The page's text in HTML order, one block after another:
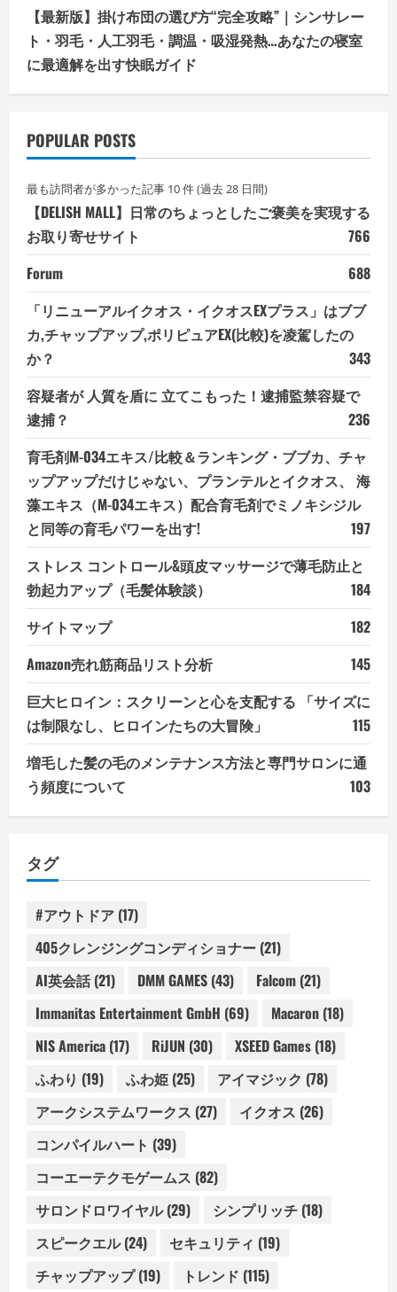
【最新版】掛け布団の選び方“完全攻略”｜シンサレー
ト・羽毛・人工羽毛・調温・吸湿発熱…あなたの寝室
に最適解を出す快眠ガイド
POPULAR POSTS
最も訪問者が多かった記事 10 件 (過去 28 日間)
【DELISH MALL】日常のちょっとしたご褒美を実現する
お取り寄せサイト
766
Forum
688
「リニューアルイクオス・イクオスEXプラス」はブブ
カ,チャップアップ,ポリピュアEX(比較)を凌駕したの
か？
343
容疑者が 人質を盾に 立てこもった！逮捕監禁容疑で
逮捕？
236
育毛剤M-034エキス/比較＆ランキング・ブブカ、チャ
ップアップだけじゃない、プランテルとイクオス、 海
藻エキス（M-034エキス）配合育毛剤でミノキシジル
と同等の育毛パワーを出す!
197
ストレス コントロール&頭皮マッサージで薄毛防止と
勃起力アップ（毛髪体験談）
184
サイトマップ
182
Amazon売れ筋商品リスト分析
145
巨大ヒロイン：スクリーンと心を支配する 「サイズに
は制限なし、ヒロインたちの大冒険」
115
増毛した髪の毛のメンテナンス方法と専門サロンに通
う頻度について
103
タグ
#アウトドア (17)
405クレンジングコンディショナー (21)
AI英会話(21) DMM GAMES (43) Falcom (21)
Immanitas Entertainment GmbH (69) Macaron (18)
NIS America (17) RiJUN (30) XSEED Games (18)
ふわり (19) ふわ姫 (25) アイマジック (78)
アークシステムワークス (27) イクオス (26)
コンパイルハート (39)
コーエーテクモゲームス (82)
サロンドロワイヤル(29) シンプリッチ (18)
スピークエル(24) セキュリティ (19)
チャップアップ(19) トレンド (115)